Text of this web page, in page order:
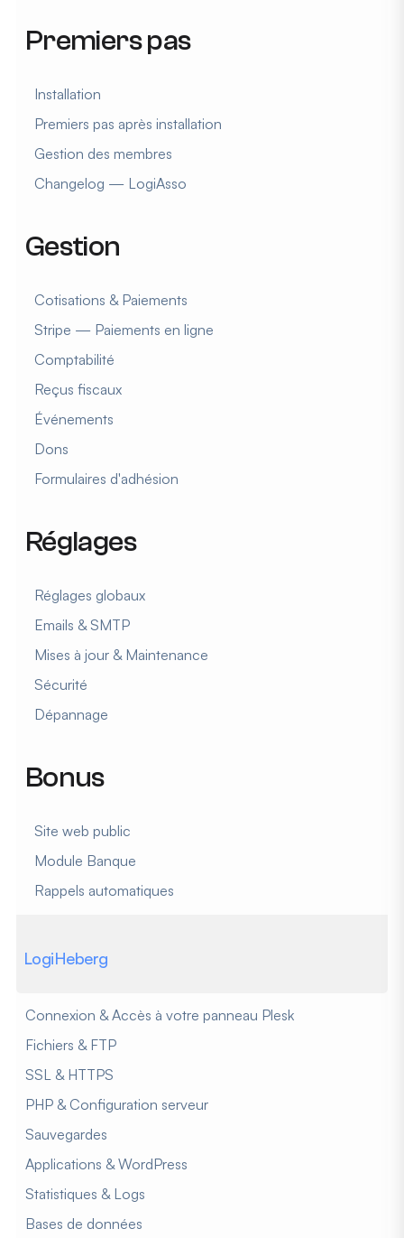
Premiers pas
Installation
Premiers pas après installation
Gestion des membres
Changelog — LogiAsso
Gestion
Cotisations & Paiements
Stripe — Paiements en ligne
Comptabilité
Reçus fiscaux
Événements
Dons
Formulaires d'adhésion
Réglages
Réglages globaux
Emails & SMTP
Mises à jour & Maintenance
Sécurité
Dépannage
Bonus
Site web public
Module Banque
Rappels automatiques
LogiHeberg
Connexion & Accès à votre panneau Plesk
Fichiers & FTP
SSL & HTTPS
PHP & Configuration serveur
Sauvegardes
Applications & WordPress
Statistiques & Logs
Bases de données